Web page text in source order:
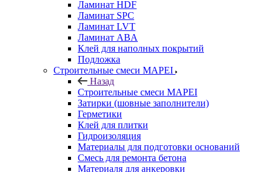
Ламинат HDF
Ламинат SPC
Ламинат LVT
Ламинат ABA
Клей для наполных покрытий
Подложка
Строительные смеси MAPEI
Назад
Строительные смеси MAPEI
Затирки (шовные заполнители)
Герметики
Клей для плитки
Гидроизоляция
Материалы для подготовки оснований
Смесь для ремонта бетона
Материаля для анкеровки